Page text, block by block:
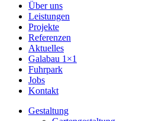
Über uns
Leistungen
Projekte
Referenzen
Aktuelles
Galabau 1×1
Fuhrpark
Jobs
Kontakt
Gestaltung